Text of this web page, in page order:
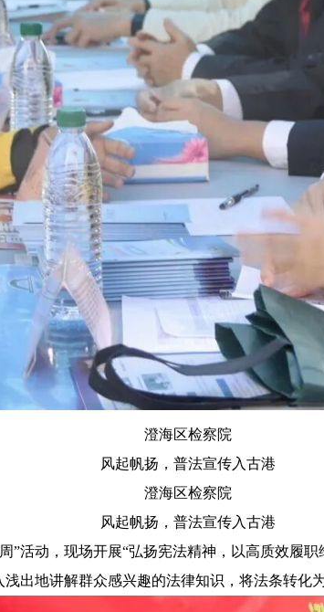
澄海区检察院
风起帆扬，普法宣传入古港
澄海区检察院
风起帆扬，普法宣传入古港
动，现场开展“弘扬宪法精神，以高质效履职
出地讲解群众感兴趣的法律知识，将法条转化